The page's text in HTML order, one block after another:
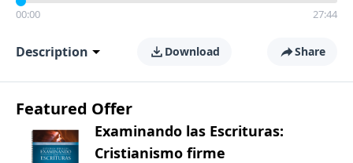
00:00 27:44
Description Download Share
Featured Offer
Examinando las Escrituras:
Cristianismo firme